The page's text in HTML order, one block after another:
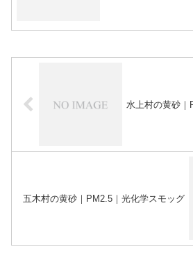
水上村の黄砂
五木村の黄砂｜PM2.5｜光化学スモッグ